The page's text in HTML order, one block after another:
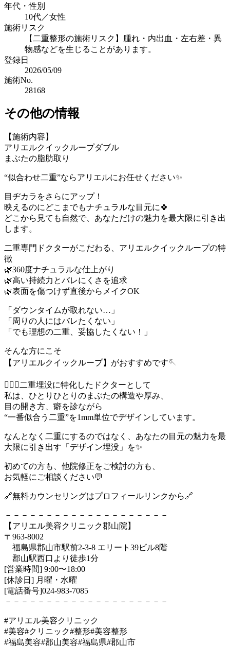
年代・性別
10代／女性
施術リスク
【二重整形の施術リスク】腫れ・内出血・左右差・異
物感などを生じることがあります。
登録日
2026/05/09
施術No.
28168
その他の情報
【施術内容】
アリエルクイックループダブル
まぶたの脂肪取り
“似合わせ二重”ならアリエルにお任せください✨
目ヂカラをさらにアップ！
映えるのにどこまでもナチュラルな目元に🍀
どこから見ても自然で、あなただけの魅力を最大限に引き出
します。
二重専門ドクターがこだわる、アリエルクイックループの特
徴
🌿360度ナチュラルな仕上がり
🌿高い持続力とバレにくさを追求
🌿表面を傷つけず直後からメイクOK
「ダウンタイムが取れない…」
「周りの人にはバレたくない」
「でも理想の二重、妥協したくない！」
そんな方にこそ
【アリエルクイックループ】がおすすめです🪡
👨🏻‍⚕️二重埋没に特化したドクターとして
私は、ひとりひとりのまぶたの構造や厚み、
目の開き方、癖を診ながら
“一番似合う二重”を1mm単位でデザインしています。
なんとなく二重にするのではなく、あなたの目元の魅力を最
大限に引き出す「デザイン埋没」を✨
初めての方も、他院修正をご検討の方も、
お気軽にご相談ください💬
🔗無料カウンセリングはプロフィールリンクから🔗
－－－－－－－－－－－－－－－－－－－－
【アリエル美容クリニック郡山院】
〒963-8002
福島県郡山市駅前2-3-8 エリート39ビル8階
郡山駅西口より徒歩1分
[営業時間] 9:00〜18:00
[休診日] 月曜・水曜
[電話番号]024-983-7085
－－－－－－－－－－－－－－－－－－－－
#アリエル美容クリニック
#美容#クリニック#整形#美容整形
#福島美容#郡山美容#福島県#郡山市